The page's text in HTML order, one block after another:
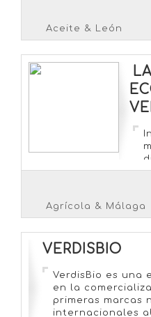
Aceite & León
Agrícola & Málaga
VERDISBIO
VerdisBio es una
en la
primeras marcas
internacionales